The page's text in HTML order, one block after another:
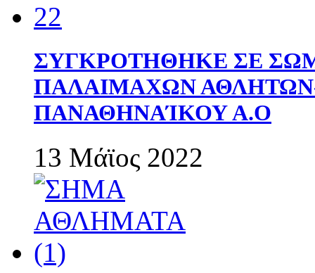
ΣΥΓΚΡΟΤΗΘΗΚΕ ΣΕ
ΠΑΛΑΙΜΑΧΩΝ
ΠΑΝΑΘΗΝΑΊΚΟΥ Α.Ο
13 Μάϊος 2022